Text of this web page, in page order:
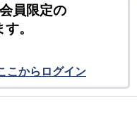
員限定の
。
こからログイン